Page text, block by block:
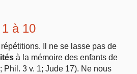
à 10
Il ne se lasse pas de
à la mémoire des enfants de
Phil. 3 v. 1; Jude 17). Ne nous